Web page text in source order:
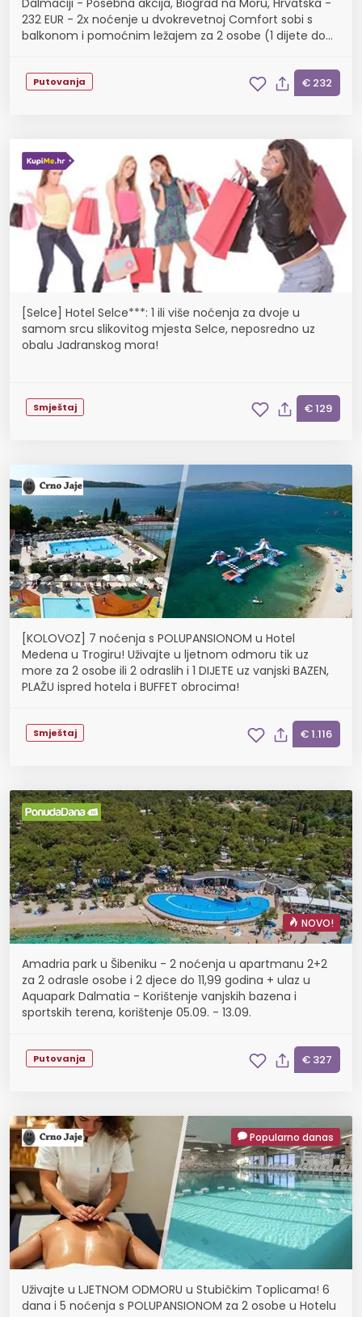
Dalmaciji - Posebna akcija, Biograd na Moru, Hrvatska -
232 EUR - 2x noćenje u dvokrevetnoj Comfort sobi s
balkonom i pomoćnim ležajem za 2 osobe (1 dijete do
Putovanja € 232
[Selce] Hotel Selce***: 1 ili više noćenja za dvoje u
samom srcu slikovitog mjesta Selce, neposredno uz
obalu Jadranskog mora!
Smještaj € 129
[KOLOVOZ] 7 noćenja s POLUPANSIONOM u Hotel
Medena u Trogiru! Uživajte u ljetnom odmoru tik uz
more za 2 osobe ili 2 odraslih i 1 DIJETE uz vanjski BAZEN,
PLAŽU ispred hotela i BUFFET obrocima!
Smještaj € 1.116
NOVO!
Amadria park u Šibeniku - 2 noćenja u apartmanu 2+2
za 2 odrasle osobe i 2 djece do 11,99 godina + ulaz u
Aquapark Dalmatia - Korištenje vanjskih bazena i
sportskih terena, korištenje 05.09. - 13.09.
Putovanja € 327
Popularno danas
Uživajte u LJETNOM ODMORU u Stubičkim Toplicama! 6
dana i 5 noćenja s POLUPANSIONOM za 2 osobe u Hotelu